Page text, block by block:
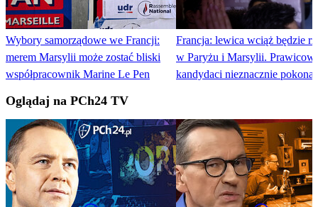
Wybory samorządowe we Francji:
merem Marsylii może zostać bliski
współpracownik Marine Le Pen
Francja: lewica wciąż będzie
w Paryżu i Marsylii. Prawicowi
kandydaci nieznacznie
Oglądaj na PCh24 TV